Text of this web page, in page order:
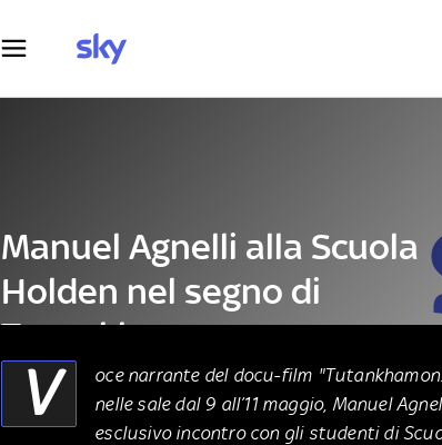
Manuel Agnelli alla Scuola
Holden nel segno di
Tutankhamon
CINEMA 21 Aprile 2022
V
oce narrante del docu-film
nelle sale dal 9 all’11 maggio, Manuel
esclusivo incontro con gli studenti di